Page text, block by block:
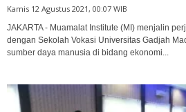
Kamis 12 Agustus 2021, 00:07 WIB
JAKARTA - Muamalat Institute (MI) menjalin
dengan Sekolah Vokasi Universitas Gadjah
sumber daya manusia di bidang ekonomi...